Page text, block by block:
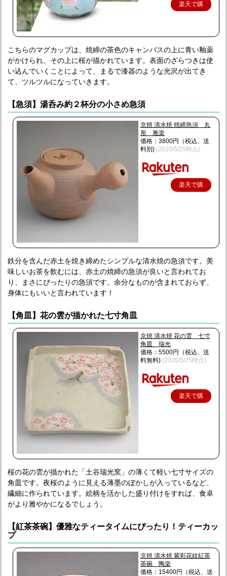
楽天で購
こちらのマグカップは、焼締の茶色のキャンバスの上に青い釉薬
がかけられ、その上に桜が描かれています。表面のざらつきは使
い込んでいくことによって、まるで漆器のような光沢が出てき
て、ツルツルになっていきます。
【急須】湯呑み約２杯分の小さめ急須
京焼 清水焼 焼締急須 丸
形 雅楽
価格：3800円（税込、送
料別) (2020/5/25時点)
楽天で購
鉄分を含んだ赤土を焼き締めたシンプルな清水焼の急須です。美
味しいお茶を飲むには、赤土の焼締の急須が良いと言われてお
り、まさにぴったりの急須です。余分なものが含まれておらず、
身体にもいいと言われています！
【角皿】花の雲が描かれた七寸角皿
京焼 清水焼 花の雲 七寸
角皿 瑞光
価格：5500円（税込、送
料無料) (2020/5/25時点)
楽天で購
桜の花の雲が描かれた「土谷瑞光窯」の薄くて軽い七寸サイズの
角皿です。夜桜のように見える薄墨のぼかしが入っているなど、
繊細に作られています。絵柄を活かした盛り付けをすれば、食卓
がより雅やかになるでしょう。
【紅茶茶碗】優雅なティータイムにぴったり！ティーカッ
プ
京焼 清水焼 紫彩花紋紅茶
茶碗 陶楽
価格：15400円（税込、送